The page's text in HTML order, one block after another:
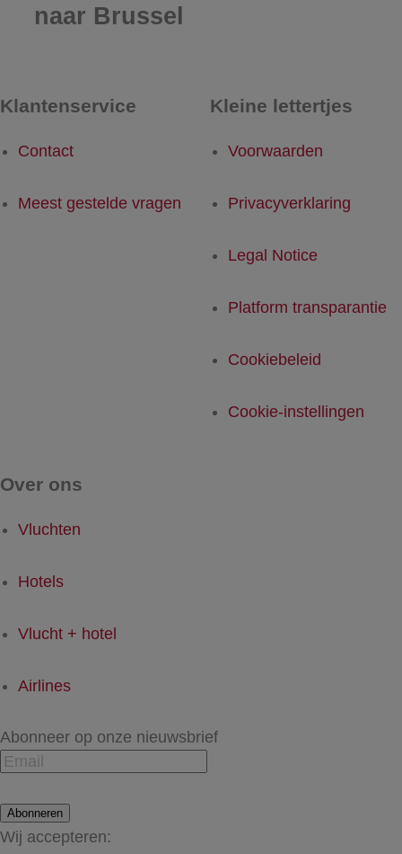
naar Brussel
Klantenservice
Contact
Meest gestelde vragen
Kleine lettertjes
Voorwaarden
Privacyverklaring
Legal Notice
Platform transparantie
Cookiebeleid
Cookie-instellingen
Over ons
Vluchten
Hotels
Vlucht + hotel
Airlines
Abonneer op onze nieuwsbrief
Abonneren
Wij accepteren: